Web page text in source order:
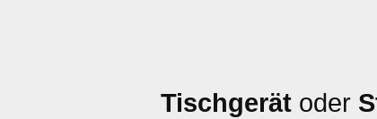
Tischgerät oder